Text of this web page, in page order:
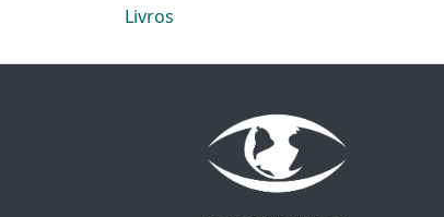
Livros